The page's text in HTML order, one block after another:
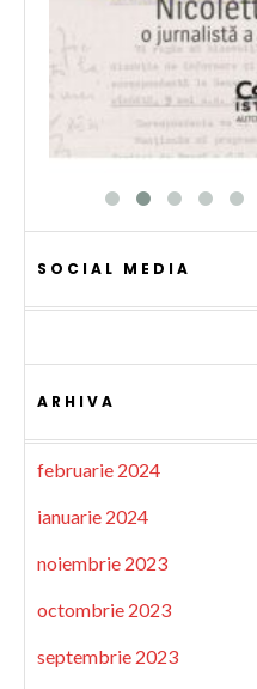
SOCIAL MEDIA
ARHIVA
februarie 2024
ianuarie 2024
noiembrie 2023
octombrie 2023
septembrie 2023